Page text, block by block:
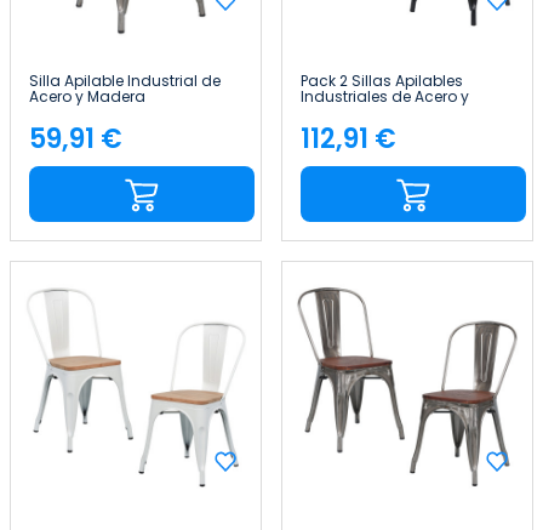
Silla Apilable Industrial de
Acero y Madera
45x45x85cm Thinia Home
Precio
59,91 €
Pack 2 Sillas Apilables
Industriales de Acero y
Madera 45x45x85cm Thinia
Home
Precio
112,91 €